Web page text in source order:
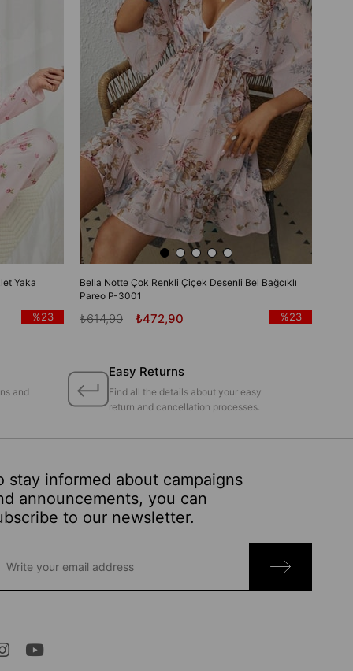
Yaka
%23
Bella Notte Çok Renkli Çiçek Desenli Bel Bağcıklı
Pareo P-3001
₺472,90
₺614,90 %23
and
Easy Returns
Find all the details about your easy
return and cancellation processes.
stay informed about campaigns
announcements, you can
to our newsletter.